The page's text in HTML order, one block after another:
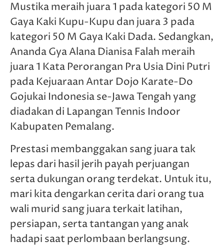
Mustika meraih juara 1 pada kategori 50 M
Gaya Kaki Kupu-Kupu dan juara 3 pada
kategori 50 M Gaya Kaki Dada. Sedangkan,
Ananda Gya Alana Dianisa Falah meraih
juara 1 Kata Perorangan Pra Usia Dini Putri
pada Kejuaraan Antar Dojo Karate-Do
Gojukai Indonesia se-Jawa Tengah yang
diadakan di Lapangan Tennis Indoor
Kabupaten Pemalang.
Prestasi membanggakan sang juara tak
lepas dari hasil jerih payah perjuangan
serta dukungan orang terdekat. Untuk itu,
mari kita dengarkan cerita dari orang tua
wali murid sang juara terkait latihan,
persiapan, serta tantangan yang anak
hadapi saat perlombaan berlangsung.